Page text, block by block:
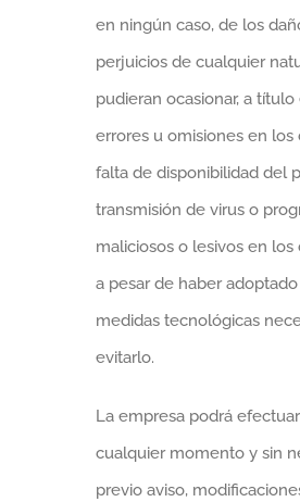
en ningún caso, de los
perjuicios de cualquier
pudieran ocasionar, a
errores u omisiones en los
falta de disponibilidad del
transmisión de virus o
maliciosos o lesivos en los
a pesar de haber
medidas tecnológicas
evitarlo.
La empresa podrá
cualquier momento y sin
previo aviso,